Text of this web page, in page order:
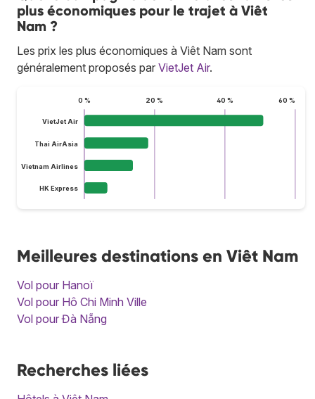
plus économiques pour le trajet à Viêt
Nam ?
Les prix les plus économiques à Viêt Nam sont
généralement proposés par VietJet Air.
0 % 20 % 40 % 60 %
VietJet Air
Thai AirAsia
Vietnam Airlines
HK Express
Meilleures destinations en Viêt Nam
Vol pour Hanoï
Vol pour Hô Chi Minh Ville
Vol pour Đà Nẵng
Recherches liées